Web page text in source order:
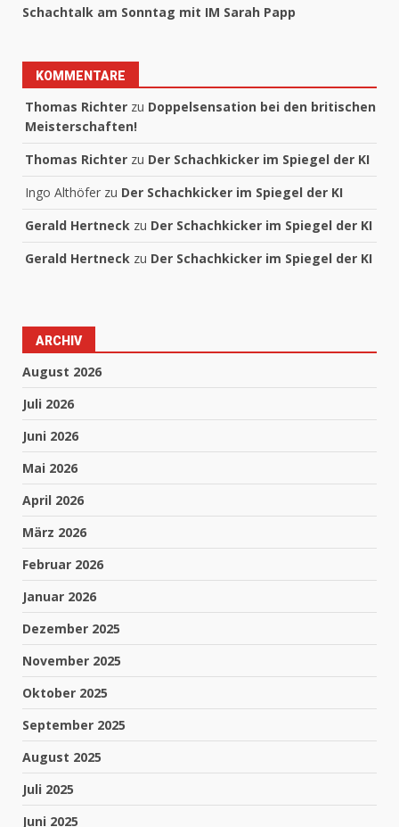
Schachtalk am Sonntag mit IM Sarah Papp
KOMMENTARE
Thomas Richter zu Doppelsensation bei den britischen
Meisterschaften!
Thomas Richter zu Der Schachkicker im Spiegel der KI
Ingo Althöfer zu Der Schachkicker im Spiegel der KI
Gerald Hertneck zu Der Schachkicker im Spiegel der KI
Gerald Hertneck zu Der Schachkicker im Spiegel der KI
ARCHIV
August 2026
Juli 2026
Juni 2026
Mai 2026
April 2026
März 2026
Februar 2026
Januar 2026
Dezember 2025
November 2025
Oktober 2025
September 2025
August 2025
Juli 2025
Juni 2025